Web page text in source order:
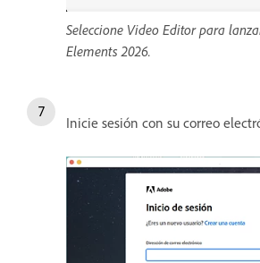
Seleccione Video Editor para
Elements 2026.
Inicie sesión con su correo